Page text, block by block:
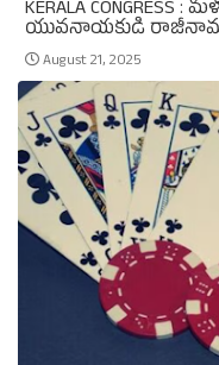
KERALA
యువనాయకుడి
August 21, 2025